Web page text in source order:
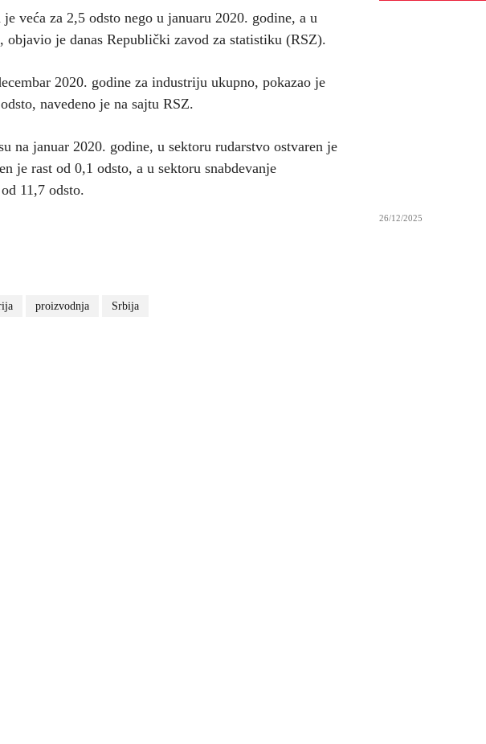
veća za 2,5 odsto nego u januaru 2020. godine, a u
je danas Republički zavod za statistiku (RSZ).
2020. godine za industriju ukupno, pokazao je
navedeno je na sajtu RSZ.
na januar 2020. godine, u sektoru rudarstvo ostvaren je
je rast od 0,1 odsto, a u sektoru snabdevanje
11,7 odsto.
proizvodnja Srbija
26/12/2025